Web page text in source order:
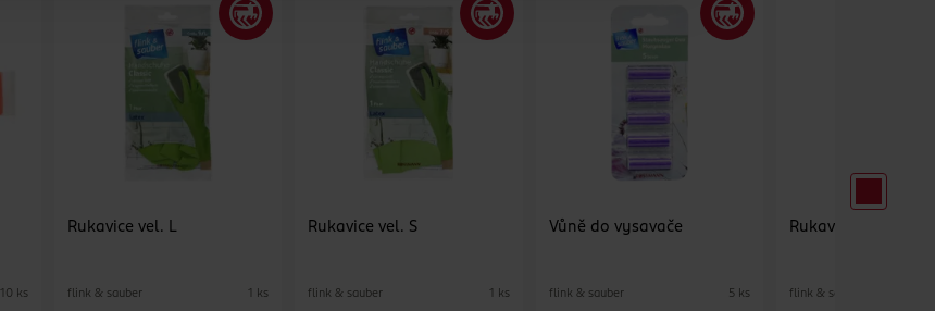
10 ks
Rukavice vel. L
flink & sauber 1 ks
Rukavice vel. S
flink & sauber 1 ks
Vůně do vysavače
flink & sauber 5 ks
Rukavice vel. M
flink & sauber